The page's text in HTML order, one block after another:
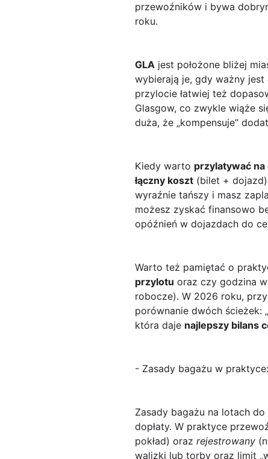
przewoźników i bywa
roku.
GLA jest położone bliżej
wybierają je, gdy ważny jest
przylocie łatwiej też
Glasgow, co zwykle wiąże
duża, że „kompensuje”
Kiedy warto przylatywać na
łączny koszt (bilet +
wyraźnie tańszy i masz
możesz zyskać finansowo
opóźnień w dojazdach do
Warto też pamiętać o
przylotu oraz czy godzina
robocze). W 2026 roku,
porównanie dwóch ścieżek:
która daje najlepszy bilans
- Zasady bagażu w
Zasady bagażu na lotach do
dopłaty. W praktyce
pokład) oraz rejestrowany
walizki lub torby oraz limit